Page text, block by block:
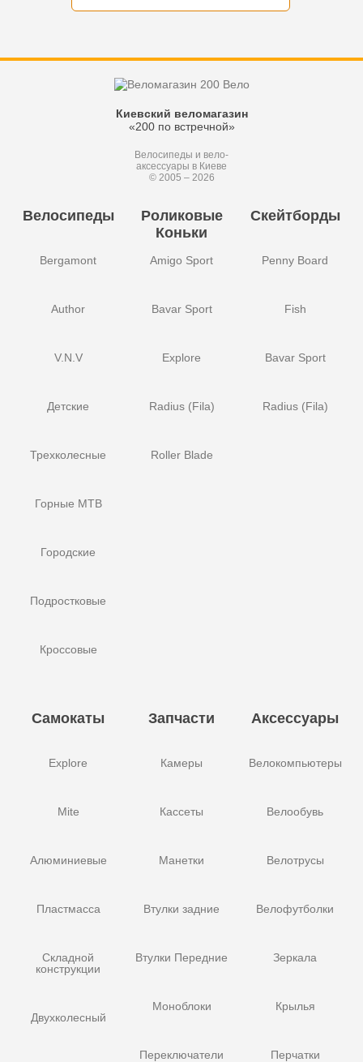
Киевский веломагазин
«200 по встречной»
Велосипеды и вело-
аксессуары в Киеве
© 2005 – 2026
Велосипеды
Bergamont
Author
V.N.V
Детские
Трехколесные
Горные MTB
Городские
Подростковые
Кроссовые
Роликовые
Коньки
Amigo Sport
Bavar Sport
Explore
Radius (Fila)
Roller Blade
Скейтборды
Penny Board
Fish
Bavar Sport
Radius (Fila)
Самокаты
Explore
Mite
Алюминиевые
Пластмасса
Складной
конструкции
Двухколесный
Запчасти
Камеры
Кассеты
Манетки
Втулки задние
Втулки Передние
Моноблоки
Переключатели
Аксессуары
Велокомпьютеры
Велообувь
Велотрусы
Велофутболки
Зеркала
Крылья
Перчатки